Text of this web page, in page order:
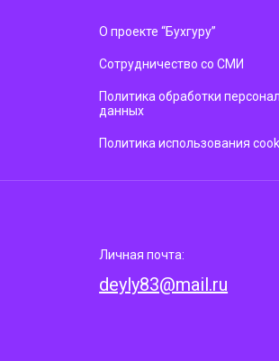
О проекте “Бухгуру”
Сотрудничество со СМИ
Политика обработки
данных
Политика использования
Личная почта:
deyly83@mail.ru